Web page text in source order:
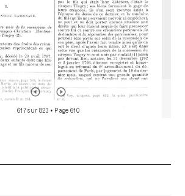
617 sur 823 • Page 610